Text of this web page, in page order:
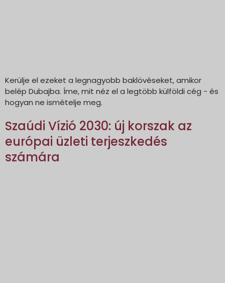
Kerülje el ezeket a legnagyobb baklövéseket, amikor
belép Dubajba. Íme, mit néz el a legtöbb külföldi cég - és
hogyan ne ismételje meg.
Szaúdi Vízió 2030: új korszak az
európai üzleti terjeszkedés
számára